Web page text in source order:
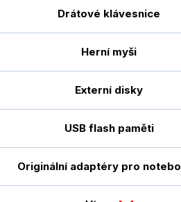
Drátové klávesnice
Herní myši
Externí disky
USB flash paměti
Originální adaptéry pro